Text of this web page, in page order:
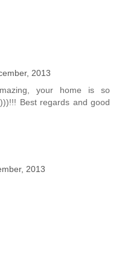
2013
your home is so
Best regards and good
2013